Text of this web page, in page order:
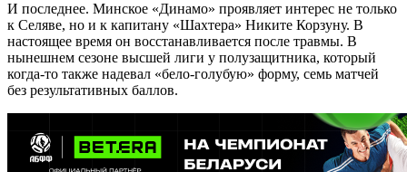
И последнее. Минское «Динамо» проявляет интерес не только
к Селяве, но и к капитану «Шахтера» Никите Корзуну. В
настоящее время он восстанавливается после травмы. В
нынешнем сезоне высшей лиги у полузащитника, который
когда-то также надевал «бело-голубую» форму, семь матчей
без результативных баллов.